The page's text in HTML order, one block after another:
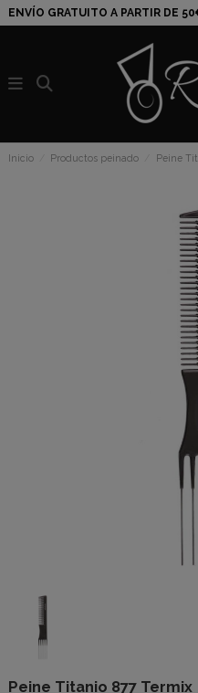
ENVÍO GRATUITO A PARTIR DE
Inicio Productos peinado Peine
Peine Titanio 877 Termix